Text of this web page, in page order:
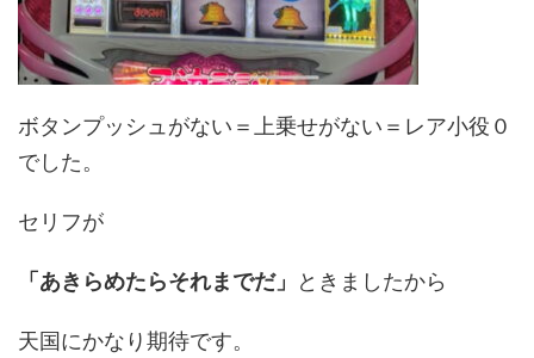
ボタンプッシュがない＝上乗せがない＝レア小役０
でした。
セリフが
「あきらめたらそれまでだ」 ときましたから
天国にかなり期待です。